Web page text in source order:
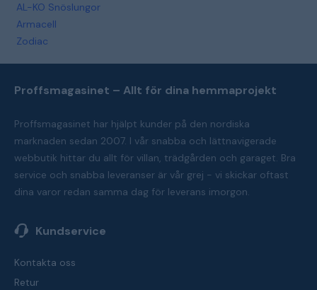
AL-KO Snöslungor
Armacell
Zodiac
Proffsmagasinet – Allt för dina hemmaprojekt
Proffsmagasinet har hjälpt kunder på den nordiska
marknaden sedan 2007. I vår snabba och lättnavigerade
webbutik hittar du allt för villan, trädgården och garaget. Bra
service och snabba leveranser är vår grej - vi skickar oftast
dina varor redan samma dag för leverans imorgon.
Kundservice
Kontakta oss
Retur